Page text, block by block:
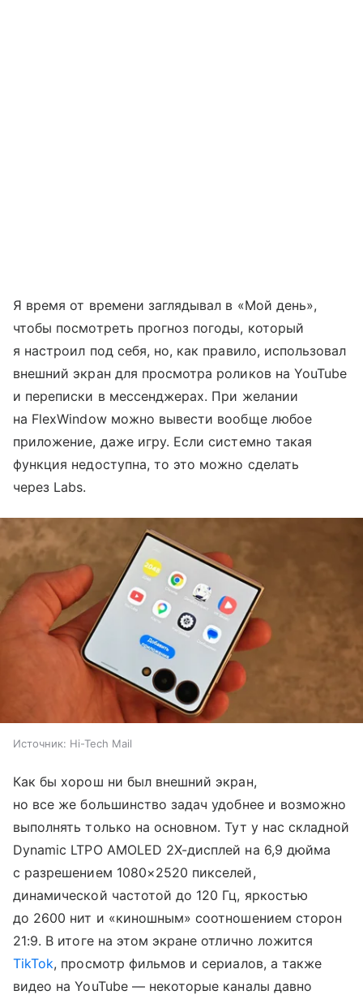
Я время от времени заглядывал в «Мой день»,
чтобы посмотреть прогноз погоды, который
я настроил под себя, но, как правило, использовал
внешний экран для просмотра роликов на YouTube
и переписки в мессенджерах. При желании
на FlexWindow можно вывести вообще любое
приложение, даже игру. Если системно такая
функция недоступна, то это можно сделать
через Labs.
Источник: Hi-Tech Mail
Как бы хорош ни был внешний экран,
но все же большинство задач удобнее и возможно
выполнять только на основном. Тут у нас складной
Dynamic LTPO AMOLED 2X-дисплей на 6,9 дюйма
с разрешением 1080×2520 пикселей,
динамической частотой до 120 Гц, яркостью
до 2600 нит и «киношным» соотношением сторон
21:9. В итоге на этом экране отлично ложится
TikTok, просмотр фильмов и сериалов, а также
видео на YouTube — некоторые каналы давно